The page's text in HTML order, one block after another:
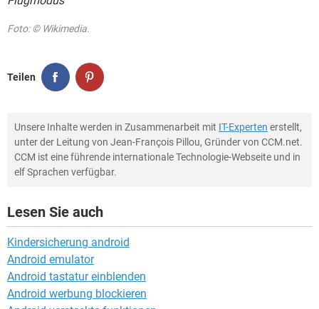
Foto: © Wikimedia.
Teilen
Unsere Inhalte werden in Zusammenarbeit mit IT-Experten erstellt,
unter der Leitung von Jean-François Pillou, Gründer von CCM.net.
CCM ist eine führende internationale Technologie-Webseite und in
elf Sprachen verfügbar.
Lesen Sie auch
Kindersicherung android
Android emulator
Android tastatur einblenden
Android werbung blockieren